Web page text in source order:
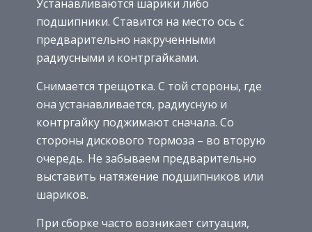
Устанавливаются шарики либо
подшипники. Ставится на место ось с
предварительно накрученными
радиусными и контргайками.
Снимается трещотка. С той стороны, где
она устанавливается, радиусную и
контргайку поджимают сначала. Со
стороны дискового тормоза – во вторую
очередь. Не забываем предварительно
выставить натяжение подшипников или
шариков.
При сборке часто возникает ситуация,